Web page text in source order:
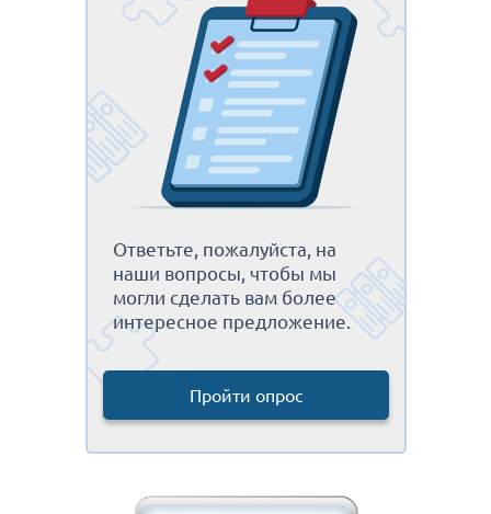
Ответьте, пожалуйста, на
наши вопросы, чтобы мы
могли сделать вам более
интересное предложение.
Пройти опрос